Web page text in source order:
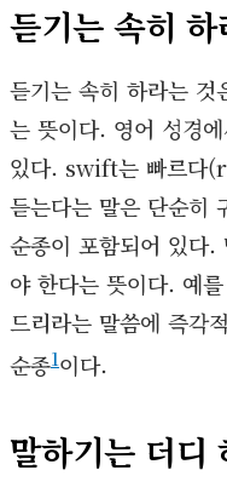
듣기는 속히 하
듣기는 속히 하라는 것
는 뜻이다. 영어 성경
있다. swift는 빠르다
듣는다는 말은 단순히
순종이 포함되어 있다.
야 한다는 뜻이다. 예
드리라는 말씀에 즉각
순종1이다.
말하기는 더디